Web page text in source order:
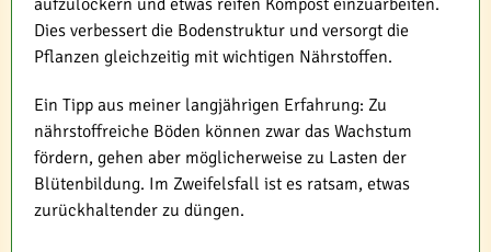
aufzulockern und etwas reifen Kompost einzuarbeiten.
Dies verbessert die Bodenstruktur und versorgt die
Pflanzen gleichzeitig mit wichtigen Nährstoffen.
Ein Tipp aus meiner langjährigen Erfahrung: Zu
nährstoffreiche Böden können zwar das Wachstum
fördern, gehen aber möglicherweise zu Lasten der
Blütenbildung. Im Zweifelsfall ist es ratsam, etwas
zurückhaltender zu düngen.